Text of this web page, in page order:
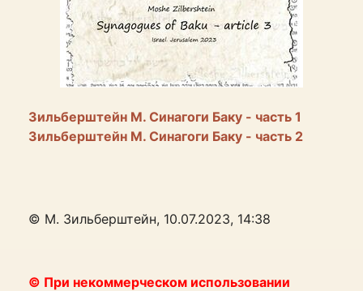
Зильберштейн М. Синагоги Баку - часть 1
Зильберштейн М. Синагоги Баку - часть 2
© М. Зильберштейн, 10.07.2023, 14:38
© При некоммерческом использовании